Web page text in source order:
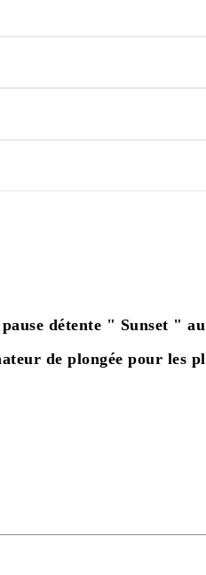
ause détente " Sunset "
de plongée pour les